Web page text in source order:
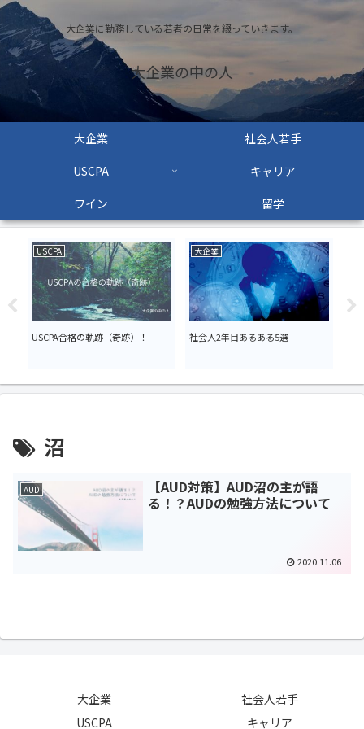
大企業に勤務している若者の日常を綴っていきます。
大企業の中の人
大企業
社会人若手
USCPA
キャリア
ワイン
留学
USCPA
USCPA合格の軌跡（奇跡）！
大企業
社会人2年目あるある5選
沼
AUD
【AUD対策】AUD沼の主が語
る！？AUDの勉強方法について
2020.11.06
大企業
社会人若手
USCPA
キャリア